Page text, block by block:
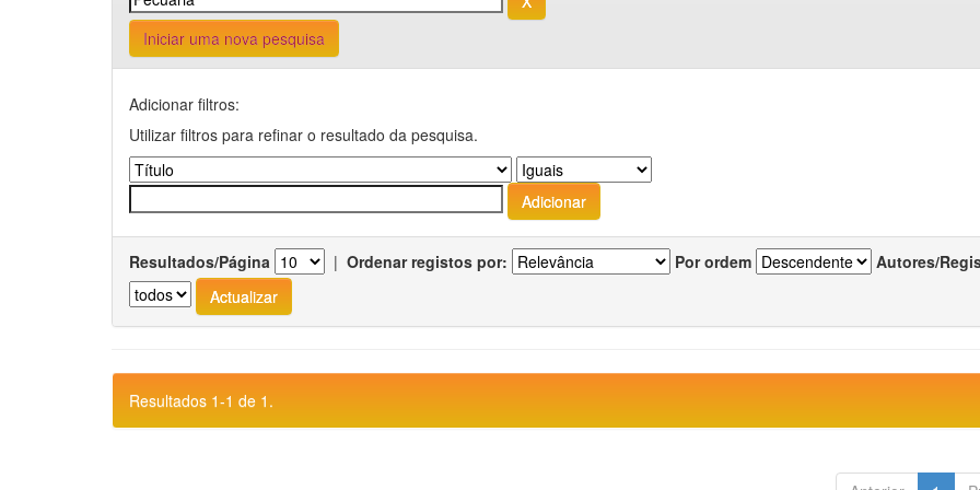
Iniciar uma nova pesquisa
Adicionar filtros:
Utilizar filtros para refinar o resultado da pesquisa.
Resultados/Página | Ordenar registos por: Por ordem Autores/
Resultados 1-1 de 1.